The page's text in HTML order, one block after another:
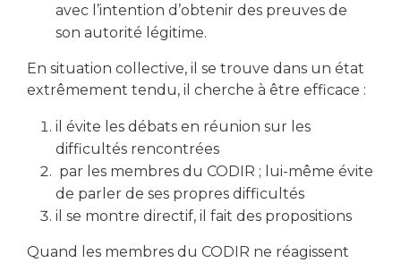
avec l’intention d’obtenir des preuves de
son autorité légitime.
En situation collective, il se trouve dans un état
extrêmement tendu, il cherche à être efficace :
il évite les débats en réunion sur les
difficultés rencontrées
par les membres du CODIR ; lui-même évite
de parler de ses propres difficultés
il se montre directif, il fait des propositions
Quand les membres du CODIR ne réagissent